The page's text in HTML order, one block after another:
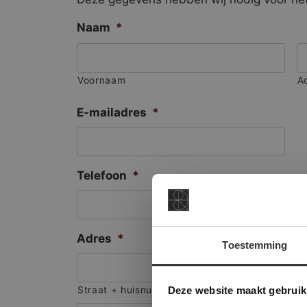
Toestemming
Deze website maakt
Naam *
Voornaam
E-mailadres *
Telefoon *
Adres *
Straat + huisnummer
Deze
onze